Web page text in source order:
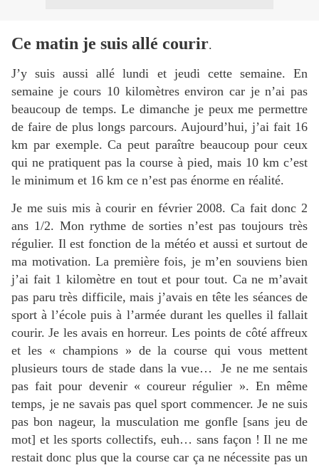
Ce matin je suis allé courir.
J’y suis aussi allé lundi et jeudi cette semaine. En
semaine je cours 10 kilomètres environ car je n’ai pas
beaucoup de temps. Le dimanche je peux me permettre
de faire de plus longs parcours. Aujourd’hui, j’ai fait 16
km par exemple. Ca peut paraître beaucoup pour ceux
qui ne pratiquent pas la course à pied, mais 10 km c’est
le minimum et 16 km ce n’est pas énorme en réalité.
Je me suis mis à courir en février 2008. Ca fait donc 2
ans 1/2. Mon rythme de sorties n’est pas toujours très
régulier. Il est fonction de la météo et aussi et surtout de
ma motivation. La première fois, je m’en souviens bien
j’ai fait 1 kilomètre en tout et pour tout. Ca ne m’avait
pas paru très difficile, mais j’avais en tête les séances de
sport à l’école puis à l’armée durant les quelles il fallait
courir. Je les avais en horreur. Les points de côté affreux
et les « champions » de la course qui vous mettent
plusieurs tours de stade dans la vue…
Je ne me sentais
pas fait pour devenir « coureur régulier ». En même
temps, je ne savais pas quel sport commencer. Je ne suis
pas bon nageur, la musculation me gonfle [sans jeu de
mot] et les sports collectifs, euh… sans façon ! Il ne me
restait donc plus que la course car ça ne nécessite pas un